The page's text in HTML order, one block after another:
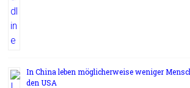
In China leben möglicherweise weniger
den USA